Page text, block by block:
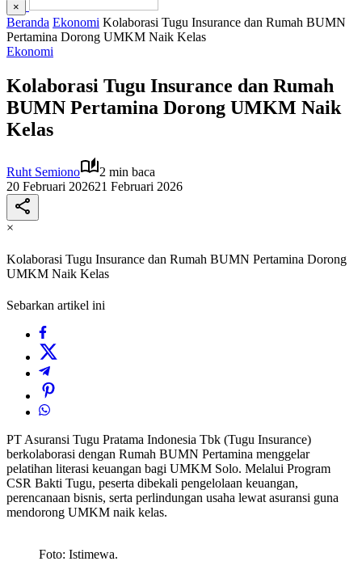
×
Beranda Ekonomi Kolaborasi Tugu Insurance dan Rumah BUMN
Pertamina Dorong UMKM Naik Kelas
Ekonomi
Kolaborasi Tugu Insurance dan Rumah
BUMN Pertamina Dorong UMKM Naik
Kelas
Ruht Semiono
2 min baca
20 Februari 202621 Februari 2026
×
Kolaborasi Tugu Insurance dan Rumah BUMN Pertamina Dorong
UMKM Naik Kelas
Sebarkan artikel ini
PT Asuransi Tugu Pratama Indonesia Tbk (Tugu Insurance)
berkolaborasi dengan Rumah BUMN Pertamina menggelar
pelatihan literasi keuangan bagi UMKM Solo. Melalui Program
CSR Bakti Tugu, peserta dibekali pengelolaan keuangan,
perencanaan bisnis, serta perlindungan usaha lewat asuransi guna
mendorong UMKM naik kelas.
Foto: Istimewa.